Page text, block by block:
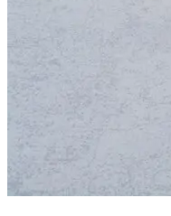
Moja korpa za kupovinu
Nema proizvoda u korpi.